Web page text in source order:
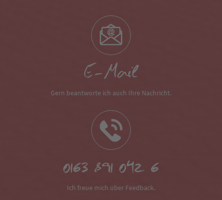
E-Mail
Gern beantworte ich auch Ihre Nachricht.
0163 891 042 6
Ich freue mich über Feedback.